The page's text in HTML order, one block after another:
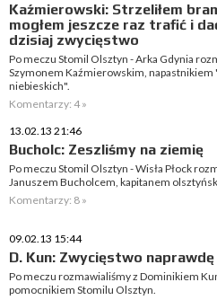
Kaźmierowski: Strzeliłem
mogłem jeszcze raz trafić i
dzisiaj zwycięstwo
Po meczu Stomil Olsztyn - Arka Gdynia
Szymonem Kaźmierowskim, napastnikiem
niebieskich".
Komentarzy: 4 »
13.02.13 21:46
Bucholc: Zeszliśmy na ziemię
Po meczu Stomil Olsztyn - Wisła Płock
Januszem Bucholcem, kapitanem
Komentarzy: 8 »
09.02.13 15:44
D. Kun: Zwycięstwo
Po meczu rozmawialiśmy z Dominikiem
pomocnikiem Stomilu Olsztyn.